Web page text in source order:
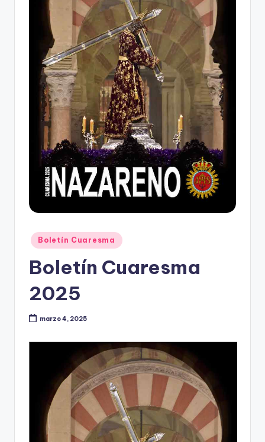
Publicado
en
Boletín Cuaresma
Boletín Cuaresma
2025
marzo 4, 2025